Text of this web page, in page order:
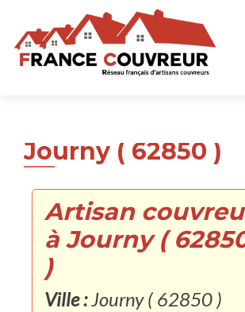
Journy ( 62850 )
Artisan
à Journy (
)
Ville :Journy ( 62850 )